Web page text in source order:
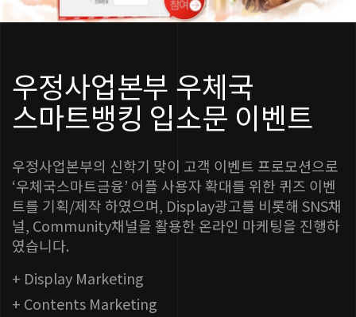
우정사업본부 우체국
스마트뱅킹 입소문 이벤트
우정사업본부의 신학기 맞이 고객 이벤트 프로모션으로
‘우체국스마트금융’ 어플 사용자 확대를 위한 퀴즈 이벤
트를 기획/제작 하였으며, Display광고를 비롯해 SNS채
널, Community채널을 활용한 온라인 마케팅을 진행하
였습니다.
+ Display Marketing
+ Contents Marketing